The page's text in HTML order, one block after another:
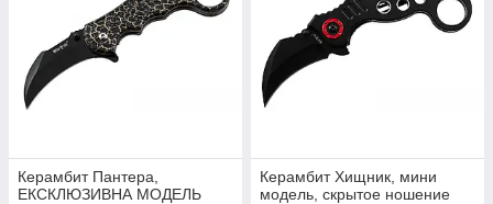
Керамбит Пантера,
ЕКСКЛЮЗИВНА МОДЕЛЬ
Керамбит Хищник, мини
модель, скрытое ношение